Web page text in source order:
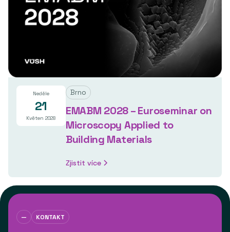
Neděle
21
Květen 2028
Brno
EMABM 2028 – Euroseminar on
Microscopy Applied to
Building Materials
Zjistit více
— KONTAKT